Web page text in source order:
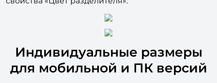
Изменяйте цвет разделителя с помощью
свойства «Цвет разделителя».
Индивидуальные размеры